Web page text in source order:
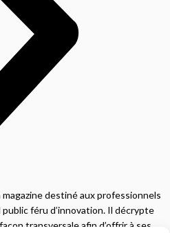
destiné aux professionnels
public féru d’innovation. Il décrypte
transversale afin d’offrir à ses